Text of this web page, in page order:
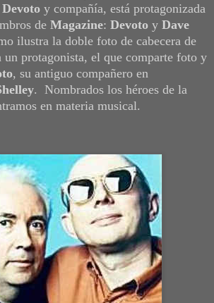
y compañía, está protagonizada
de Magazine: Devoto y Dave
ilustra la doble foto de cabecera de
un protagonista, el que comparte foto y
, su antiguo compañero en
. Nombrados los héroes de la
en materia musical.